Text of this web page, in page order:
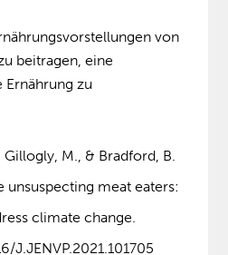
von
beitragen, eine
zu
Gillogly, M., & Bradford, B.
unsuspecting meat eaters:
climate change.
J.JENVP.2021.101705